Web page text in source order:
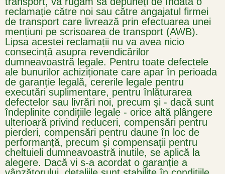
reclamație către noi sau către angajatul firmei
de transport care livrează prin efectuarea unei
mențiuni pe scrisoarea de transport (AWB).
Lipsa acestei reclamații nu va avea nicio
consecință asupra revendicărilor
dumneavoastră legale. Pentru toate defectele
ale bunurilor achiziționate care apar în perioada
de garanție legală, cererile legale pentru
executări suplimentare, pentru înlăturarea
defectelor sau livrări noi, precum și - dacă sunt
îndeplinite condițiile legale - orice altă plângere
ulterioară privind reduceri, compensări pentru
pierderi, compensări pentru daune în loc de
performanță, precum și compensații pentru
cheltuieli dumneavoastră inutile, se aplică la
alegere. Dacă vi s-a acordat o garanție a